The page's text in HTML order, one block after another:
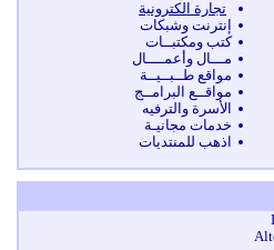
تجارة الكترونية
إنترنت وشبكات
كتب ومكتبــات
مـــال وأعمــــال
مواقع طــبــيــة
مواقــع البرامــج
الأسرة والترفيه
خدمات مجانيـة
اذهب للمنتديات